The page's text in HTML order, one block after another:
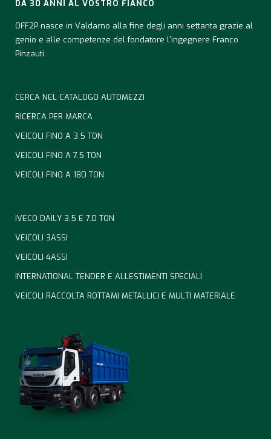
DA 30 ANNI AL VOSTRO FIANCO
OFF2P nasce in Valdarno alla fine degli anni settanta grazie al
genio e alle competenze del fondatore l'ingegnere Franco
Pinzauti.
CERCA NEL CATALOGO AUTOMEZZI
RICERCA PER MARCA
VEICOLI FINO A 3.5 TON
VEICOLI FINO A 7.5 TON
VEICOLI FINO A 180 TON
IVECO DAILY 3.5 E 7.0 TON
VEICOLI 3ASSI
VEICOLI 4ASSI
INTERNATIONAL TENDER E ALLESTIMENTI SPECIALI
VEICOLI RACCOLTA ROTTAMI METALLICI E MULTI MATERIALE